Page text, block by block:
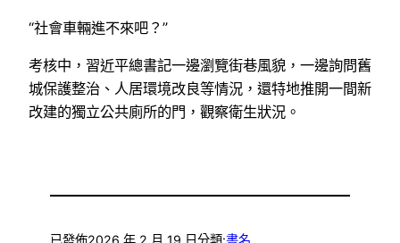
“社會車輛進不來吧？”
考核中，習近平總書記一邊瀏覽街巷風貌，一邊詢問舊
城保護整治、人居環境改良等情況，還特地推開一間新
改建的獨立公共廁所的門，觀察衛生狀況。
已發佈2026 年 2 月 19 日分類:書名